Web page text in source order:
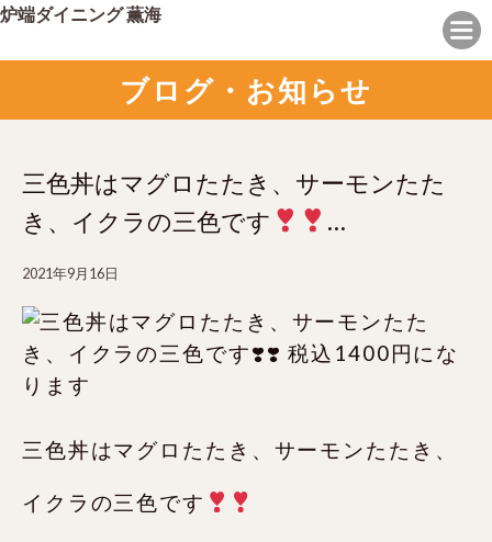
炉端ダイニング 薫海
ブログ・お知らせ
三色丼はマグロたたき、サーモンたた
き、イクラの三色です
…
2021年9月16日
三色丼はマグロたたき、サーモンたたき、
イクラの三色です